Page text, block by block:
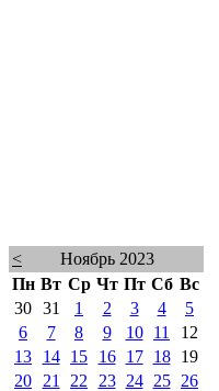
<
Ноябрь 2023
Пн Вт Ср Чт Пт Сб Вс
30 31 1 2 3 4
5
6
7 8 9 10 11
12
13
14 15 16 17 18
19
20
21 22 23 24 25
26